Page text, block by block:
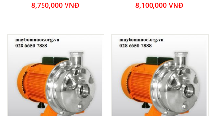
8,750,000 VNĐ 8,100,000 VNĐ